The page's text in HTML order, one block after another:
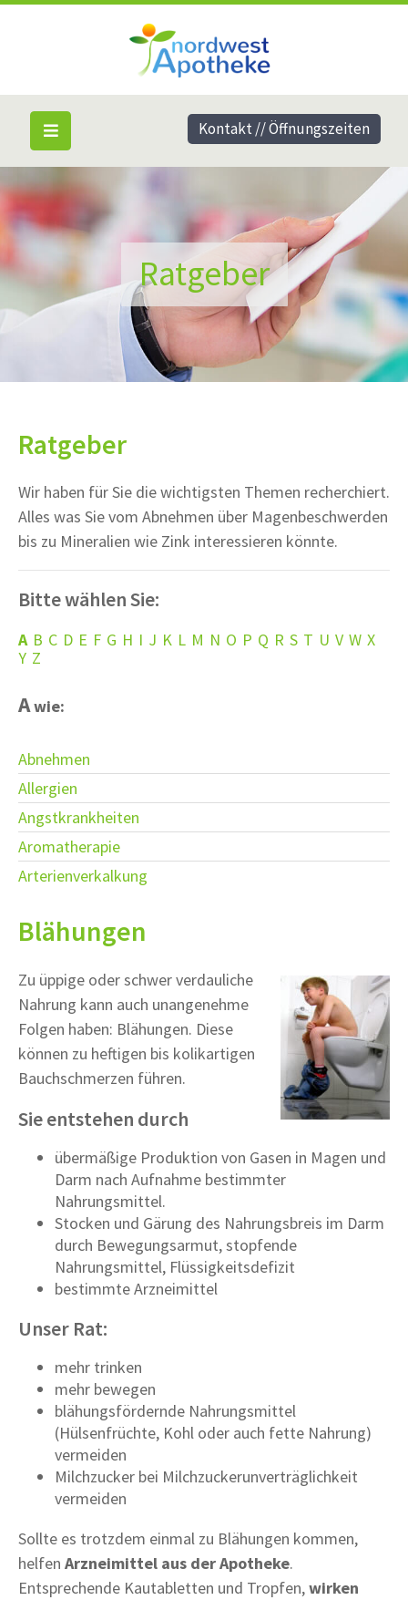
Ratgeber
Ratgeber
Wir haben für Sie die wichtigsten Themen recherchiert.
Alles was Sie vom Abnehmen über Magenbeschwerden
bis zu Mineralien wie Zink interessieren könnte.
Bitte wählen Sie:
A B C D E F G H I J K L M N O P Q R S T U V W X
Y Z
Awie:
Abnehmen
Allergien
Angstkrankheiten
Aromatherapie
Arterienverkalkung
Blähungen
Zu üppige oder schwer verdauliche
Nahrung kann auch unangenehme
Folgen haben: Blähungen. Diese
können zu heftigen bis kolikartigen
Bauchschmerzen führen.
Sie entstehen durch
übermäßige Produktion von Gasen in Magen und
Darm nach Aufnahme bestimmter
Nahrungsmittel.
Stocken und Gärung des Nahrungsbreis im Darm
durch Bewegungsarmut, stopfende
Nahrungsmittel, Flüssigkeitsdefizit
bestimmte Arzneimittel
Unser Rat:
mehr trinken
mehr bewegen
blähungsfördernde Nahrungsmittel
(Hülsenfrüchte, Kohl oder auch fette Nahrung)
vermeiden
Milchzucker bei Milchzuckerunverträglichkeit
vermeiden
Sollte es trotzdem einmal zu Blähungen kommen,
helfen Arzneimittel aus der Apotheke.
Entsprechende Kautabletten und Tropfen,wirken
Kontakt // Öffnungszeiten